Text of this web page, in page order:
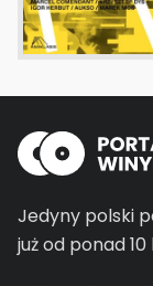
Jedyny polski
już od ponad